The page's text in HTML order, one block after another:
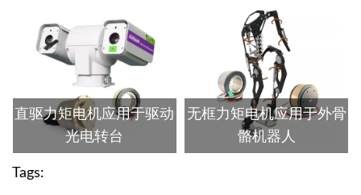
直驱力矩电机应用于驱动
光电转台
无框力矩电机应用于外骨
骼机器人
Tags: